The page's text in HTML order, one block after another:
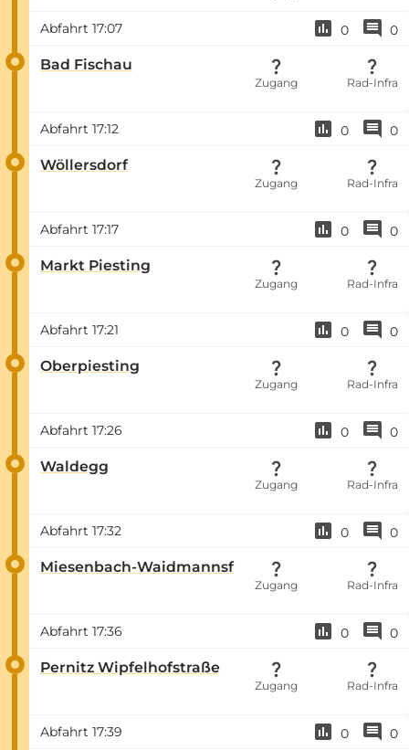
Abfahrt 17:07 0 0
Bad Fischau
Zugang Rad-Infra
Abfahrt 17:12 0 0
Wöllersdorf
Zugang Rad-Infra
Abfahrt 17:17 0 0
Markt Piesting
Zugang Rad-Infra
Abfahrt 17:21 0 0
Oberpiesting
Zugang Rad-Infra
Abfahrt 17:26 0 0
Waldegg
Zugang Rad-Infra
Abfahrt 17:32 0 0
Miesenbach-Waidmannsf
Zugang Rad-Infra
Abfahrt 17:36 0 0
Pernitz Wipfelhofstraße
Zugang Rad-Infra
Abfahrt 17:39 0 0